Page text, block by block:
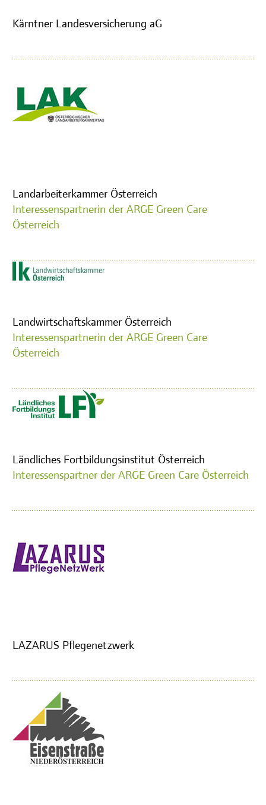
Kärntner Landesversicherung aG
Landarbeiterkammer Österreich
Interessenspartnerin der ARGE Green Care
Österreich
Landwirtschaftskammer Österreich
Interessenspartnerin der ARGE Green Care
Österreich
Ländliches Fortbildungsinstitut Österreich
Interessenspartner der ARGE Green Care Österreich
LAZARUS Pflegenetzwerk